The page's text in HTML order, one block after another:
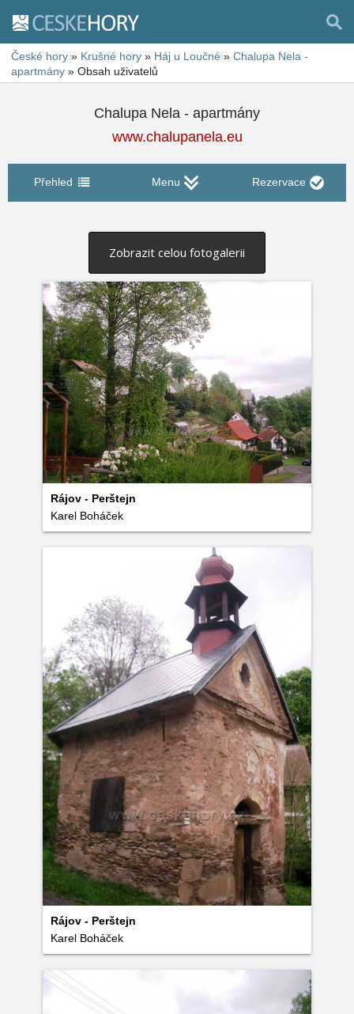
České hory » Krušné hory » Háj u Loučné » Chalupa Nela -
apartmány » Obsah uživatelů
Chalupa Nela - apartmány
www.chalupanela.eu
Přehled Menu Rezervace
Zobrazit celou fotogalerii
Rájov - Perštejn
Karel Boháček
Rájov - Perštejn
Karel Boháček